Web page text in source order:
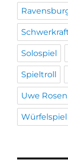
Solospiel
Spieltroll
Uwe
Würfelspiel